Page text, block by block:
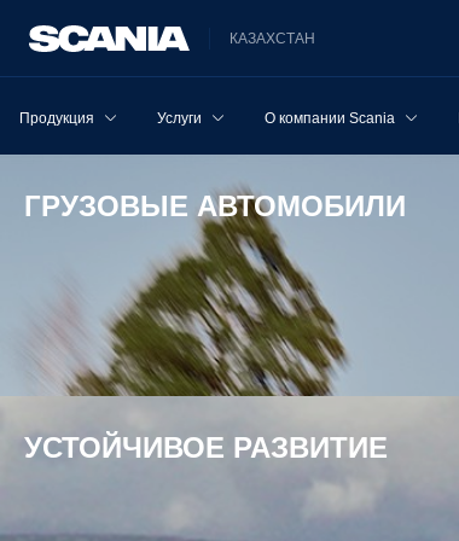
КАЗАХСТАН
Продукция Услуги О компании Scania
ГРУЗОВЫЕ АВТОМОБИЛИ
УСТОЙЧИВОЕ РАЗВИТИЕ